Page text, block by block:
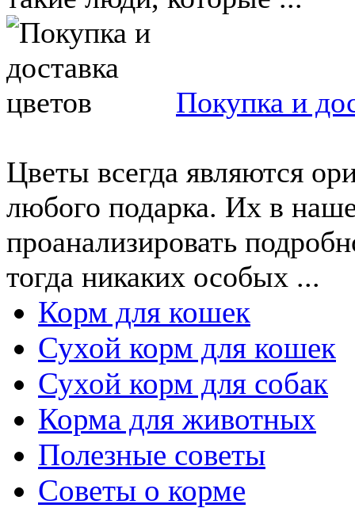
Покупка и
Цветы всегда являются
любого подарка. Их в
проанализировать
тогда никаких особых ...
Корм для кошек
Сухой корм для кошек
Сухой корм для собак
Корма для животных
Полезные советы
Советы о корме